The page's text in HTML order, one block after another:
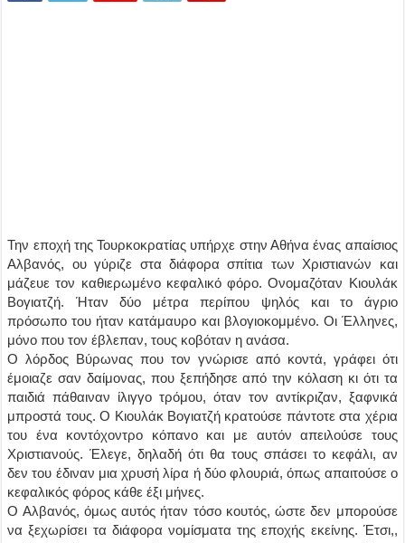
Την εποχή της Τουρκοκρατίας υπήρχε στην Αθήνα ένας απαίσιος
Αλβανός, ου γύριζε στα διάφορα σπίτια των Χριστιανών και
μάζευε τον καθιερωμένο κεφαλικό φόρο. Ονομαζόταν Κιουλάκ
Βογιατζή. Ήταν δύο μέτρα περίπου ψηλός και το άγριο
πρόσωπο του ήταν κατάμαυρο και βλογιοκομμένο. Οι Έλληνες,
μόνο που τον έβλεπαν, τους κοβόταν η ανάσα.
Ο λόρδος Βύρωνας που τον γνώρισε από κοντά, γράφει ότι
έμοιαζε σαν δαίμονας, που ξεπήδησε από την κόλαση κι ότι τα
παιδιά πάθαιναν ίλιγγο τρόμου, όταν τον αντίκριζαν, ξαφνικά
μπροστά τους. Ο Κιουλάκ Βογιατζή κρατούσε πάντοτε στα χέρια
του ένα κοντόχοντρο κόπανο και με αυτόν απειλούσε τους
Χριστιανούς. Έλεγε, δηλαδή ότι θα τους σπάσει το κεφάλι, αν
δεν του έδιναν μια χρυσή λίρα ή δύο φλουριά, όπως απαιτούσε ο
κεφαλικός φόρος κάθε έξι μήνες.
Ο Αλβανός, όμως αυτός ήταν τόσο κουτός, ώστε δεν μπορούσε
να ξεχωρίσει τα διάφορα νομίσματα της εποχής εκείνης. Έτσι,,